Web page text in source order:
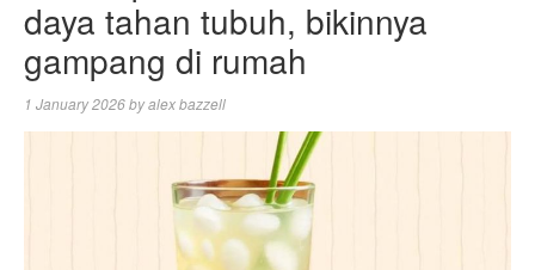
daya tahan tubuh, bikinnya
gampang di rumah
1 January 2026byalex bazzell